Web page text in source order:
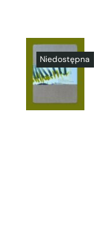
SZCZEGÓŁY